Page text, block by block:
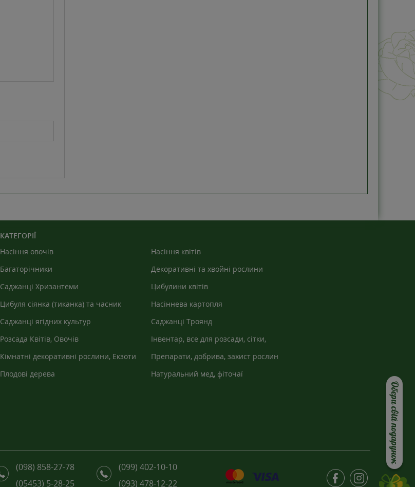
Обери свій подарунок
КАТЕГОРІЇ
Насіння овочів
Насіння квітів
Багаторічники
Декоративні та хвойні рослини
Саджанці Хризантеми
Цибулини квітів
Цибуля сіянка (тиканка) та часник
Насіннева картопля
Саджанці ягідних культур
Саджанці Троянд
Розсада Квітів, Овочів
Інвентар, все для розсади, сітки,
Кімнатні декоративні рослини, Екзоти
Препарати, добрива, захист рослин
Плодові дерева
Натуральний мед, фіточаї
(098) 858-27-78
(099) 402-10-10
(05453) 5-28-25
(093) 478-12-22